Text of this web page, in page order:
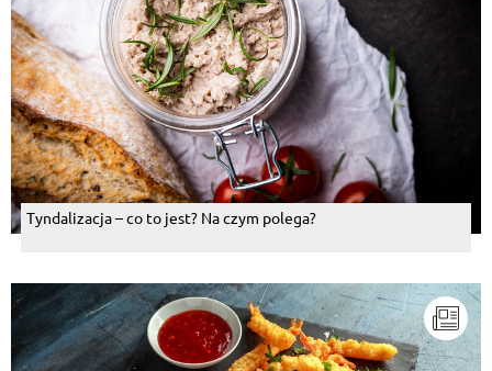
Tyndalizacja – co to jest? Na czym polega?